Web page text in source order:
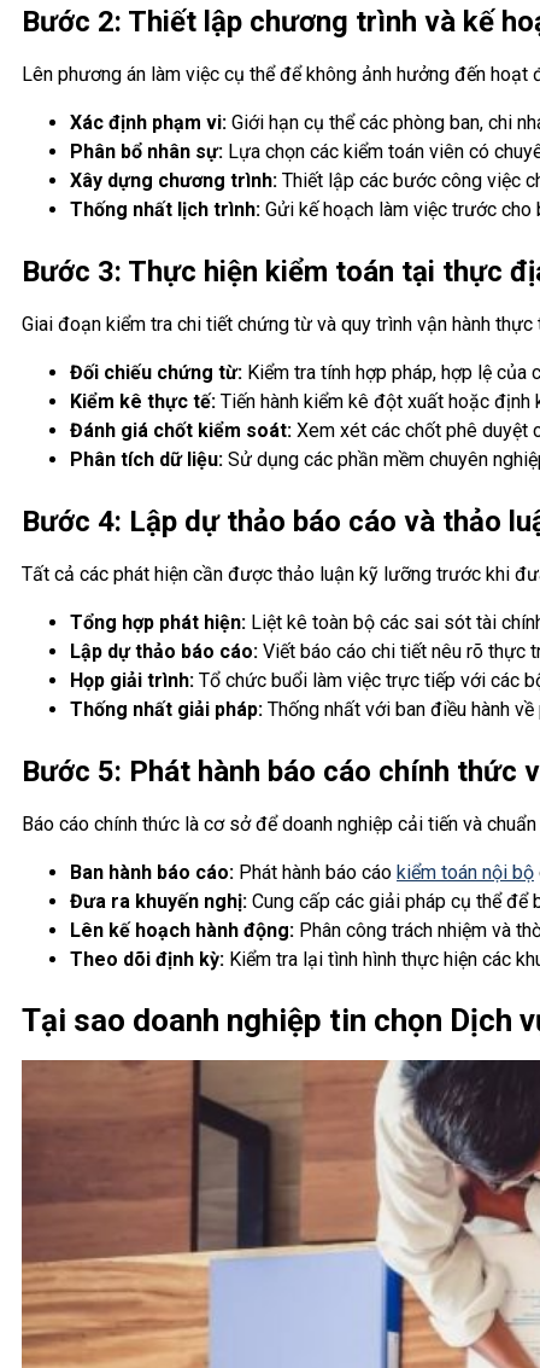
Bước 2: Thiết lập chương trình và kế
Lên phương án làm việc cụ thể để không ảnh hưởng đến
Xác định phạm vi: Giới hạn cụ thể các phòng ban, chi
Phân bổ nhân sự: Lựa chọn các kiểm toán viên có
Xây dựng chương trình: Thiết lập các bước công việc
Thống nhất lịch trình: Gửi kế hoạch làm việc trước cho
Bước 3: Thực hiện kiểm toán tại thực
Giai đoạn kiểm tra chi tiết chứng từ và quy trình vận hành
Đối chiếu chứng từ: Kiểm tra tính hợp pháp, hợp lệ
Kiểm kê thực tế: Tiến hành kiểm kê đột xuất hoặc
Đánh giá chốt kiểm soát: Xem xét các chốt phê duyệt
Phân tích dữ liệu: Sử dụng các phần mềm chuyên
Bước 4: Lập dự thảo báo cáo và thảo
Tất cả các phát hiện cần được thảo luận kỹ lưỡng trước khi
Tổng hợp phát hiện: Liệt kê toàn bộ các sai sót tài
Lập dự thảo báo cáo: Viết báo cáo chi tiết nêu rõ thực
Họp giải trình: Tổ chức buổi làm việc trực tiếp với các
Thống nhất giải pháp: Thống nhất với ban điều hành
Bước 5: Phát hành báo cáo chính thức
Báo cáo chính thức là cơ sở để doanh nghiệp cải tiến và
Ban hành báo cáo: Phát hành báo cáo kiểm toán nội bộ
Đưa ra khuyến nghị: Cung cấp các giải pháp cụ thể để
Lên kế hoạch hành động: Phân công trách nhiệm và
Theo dõi định kỳ: Kiểm tra lại tình hình thực hiện các
Tại sao doanh nghiệp tin chọn Dịch